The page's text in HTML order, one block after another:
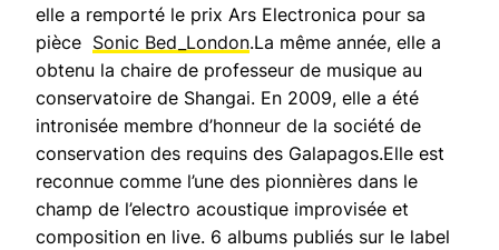
elle a remporté le prix Ars Electronica pour sa
pièce Sonic Bed_London.La même année, elle a
obtenu la chaire de professeur de musique au
conservatoire de Shangai. En 2009, elle a été
intronisée membre d’honneur de la société de
conservation des requins des Galapagos.Elle est
reconnue comme l’une des pionnières dans le
champ de l’electro acoustique improvisée et
composition en live. 6 albums publiés sur le label